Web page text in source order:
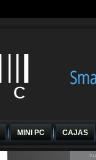
MINI PC CAJAS